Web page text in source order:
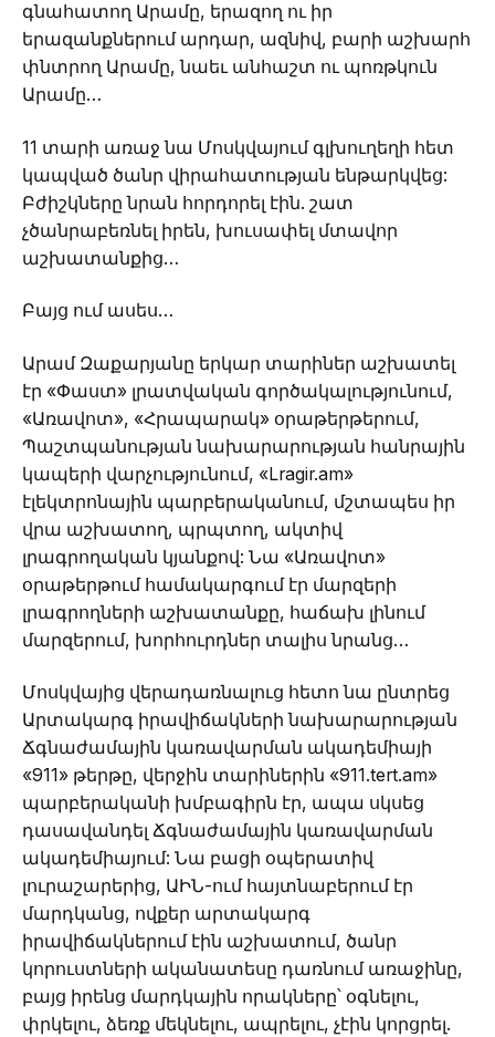
գնահատող Արամը, երազող ու իր
երազանքներում արդար, ազնիվ, բարի աշխարհ
փնտրող Արամը, նաեւ անհաշտ ու պոռթկուն
Արամը…
11 տարի առաջ նա Մոսկվայում գլխուղեղի հետ
կապված ծանր վիրահատության ենթարկվեց:
Բժիշկները նրան հորդորել էին. շատ
չծանրաբեռնել իրեն, խուսափել մտավոր
աշխատանքից…
Բայց ում ասես…
Արամ Զաքարյանը երկար տարիներ աշխատել
էր «Փաստ» լրատվական գործակալությունում,
«Առավոտ», «Հրապարակ» օրաթերթերում,
Պաշտպանության նախարարության հանրային
կապերի վարչությունում, «Lragir.am»
էլեկտրոնային պարբերականում, մշտապես իր
վրա աշխատող, պրպտող, ակտիվ
լրագրողական կյանքով: Նա «Առավոտ»
օրաթերթում համակարգում էր մարզերի
լրագրողների աշխատանքը, հաճախ լինում
մարզերում, խորհուրդներ տալիս նրանց…
Մոսկվայից վերադառնալուց հետո նա ընտրեց
Արտակարգ իրավիճակների նախարարության
Ճգնաժամային կառավարման ակադեմիայի
«911» թերթը, վերջին տարիներին «911.tert.am»
պարբերականի խմբագիրն էր, ապա սկսեց
դասավանդել Ճգնաժամային կառավարման
ակադեմիայում: Նա բացի օպերատիվ
լուրաշարերից, ԱԻՆ-ում հայտնաբերում էր
մարդկանց, ովքեր արտակարգ
իրավիճակներում էին աշխատում, ծանր
կորուստների ականատեսը դառնում առաջինը,
բայց իրենց մարդկային որակները՝ օգնելու,
փրկելու, ձեռք մեկնելու, ապրելու, չէին կորցրել.